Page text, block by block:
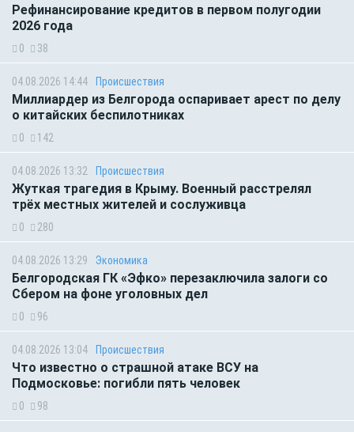
Рефинансирование кредитов в первом полугодии
2026 года
0 38
04.08.2026 14:44 Происшествия
Миллиардер из Белгорода оспаривает арест по делу
о китайских беспилотниках
0 142
04.08.2026 13:32 Происшествия
Жуткая трагедия в Крыму. Военный расстрелял
трёх местных жителей и сослуживца
0 280
04.08.2026 13:29 Экономика
Белгородская ГК «Эфко» перезаключила залоги со
Сбером на фоне уголовных дел
0 96
04.08.2026 13:04 Происшествия
Что известно о страшной атаке ВСУ на
Подмосковье: погибли пять человек
0 98